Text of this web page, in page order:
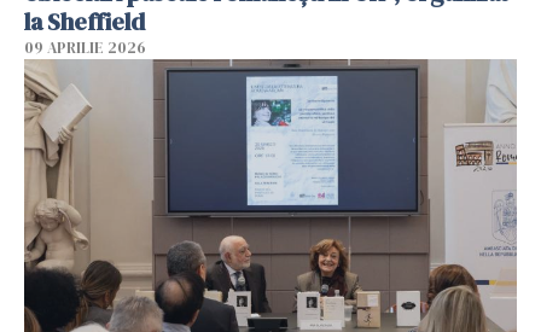
la Sheffield
09 APRILIE 2026